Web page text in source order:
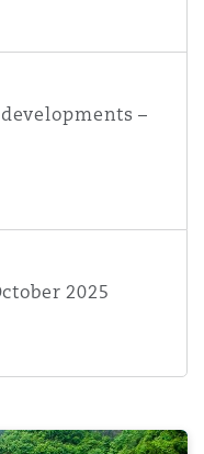
–
2025
Where are you on